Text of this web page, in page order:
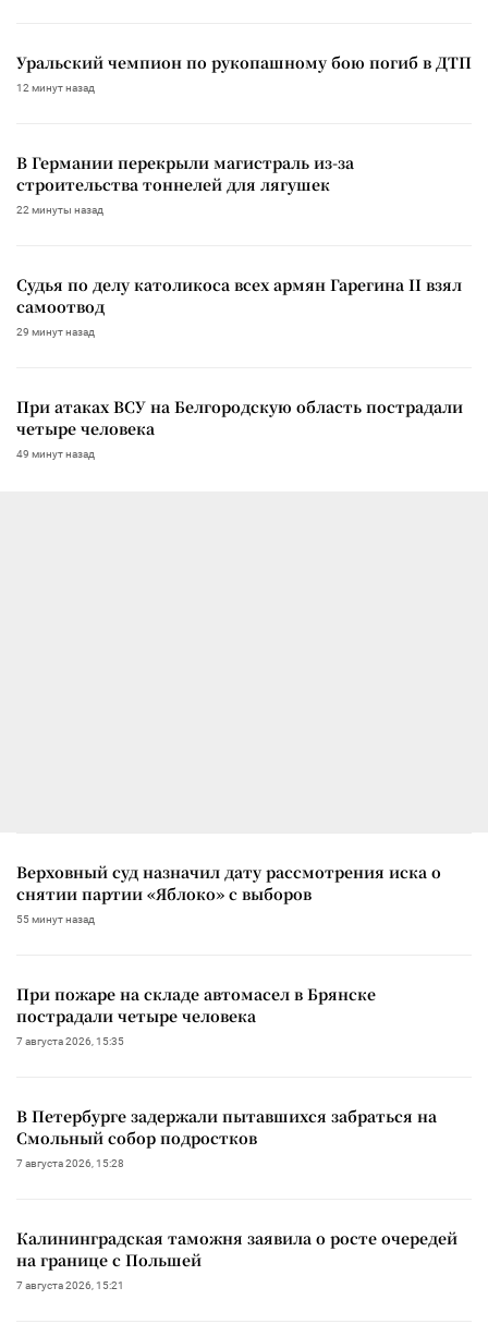
Уральский чемпион по рукопашному бою погиб в ДТП
12 минут назад
В Германии перекрыли магистраль из-за
строительства тоннелей для лягушек
22 минуты назад
Судья по делу католикоса всех армян Гарегина II взял
самоотвод
29 минут назад
При атаках ВСУ на Белгородскую область пострадали
четыре человека
49 минут назад
Верховный суд назначил дату рассмотрения иска о
снятии партии «Яблоко» с выборов
55 минут назад
При пожаре на складе автомасел в Брянске
пострадали четыре человека
7 августа 2026, 15:35
В Петербурге задержали пытавшихся забраться на
Смольный собор подростков
7 августа 2026, 15:28
Калининградская таможня заявила о росте очередей
на границе с Польшей
7 августа 2026, 15:21